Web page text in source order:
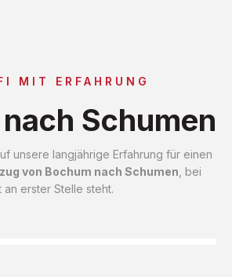
MIT ERFAHRUNG
Schumen
unsere langjährige Erfahrung für einen
von Bochum nach Schumen , bei
erster Stelle steht.